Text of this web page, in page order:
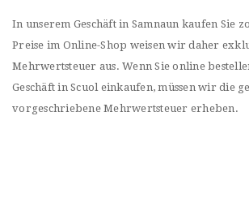
In unserem Geschäft in Samnaun kaufen Sie
Preise im Online-Shop weisen wir daher
Mehrwertsteuer aus. Wenn Sie online
Geschäft in Scuol einkaufen, müssen wir die
vorgeschriebene Mehrwertsteuer erheben.